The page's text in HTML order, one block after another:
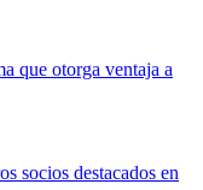
que otorga ventaja a
socios destacados en